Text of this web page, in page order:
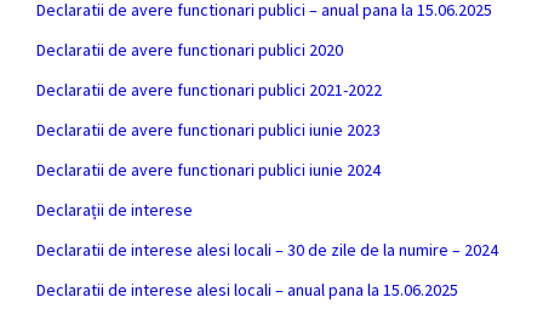
Declaratii de avere functionari publici – anual pana la 15.06.2025
Declaratii de avere functionari publici 2020
Declaratii de avere functionari publici 2021-2022
Declaratii de avere functionari publici iunie 2023
Declaratii de avere functionari publici iunie 2024
Declarații de interese
Declaratii de interese alesi locali – 30 de zile de la numire – 2024
Declaratii de interese alesi locali – anual pana la 15.06.2025